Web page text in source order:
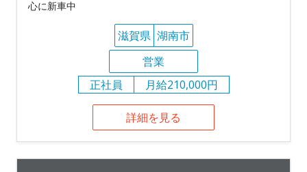
心に新車中
滋賀県 湖南市
営業
正社員
月給210,000円
詳細を見る